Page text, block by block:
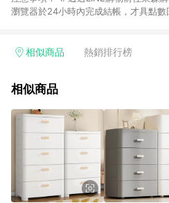
瀏覽器於24小時內完成結帳，才具點
單，皆不在點數回饋範圍內。 3. 如購
球嚴選、商城、專案商品、「草莓網」
回饋。 5. 點數回饋會扣除所有折扣優
實際回饋請依LINE購物通知為主。 6.
ETMall站內之折扣優惠(包含但不限於
券等)，不具點數回饋資格。詳細請依
顯示為準。 7. LINE購物設有「單一商
殊活動時開放「回饋無上限」)，以同
計算，並依訂單成立時間當下LINE購
相似商品 熱銷排行榜
相似商品